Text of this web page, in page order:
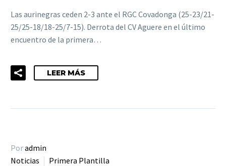
Las aurinegras ceden 2-3 ante el RGC Covadonga (25-23/21-
25/25-18/18-25/7-15). Derrota del CV Aguere en el último
encuentro de la primera…
LEER MÁS
Poradmin
Noticias
Primera Plantilla